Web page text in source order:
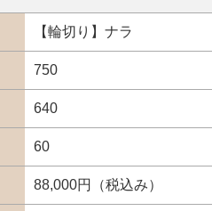
【輪切り】ナラ
750
640
60
88,000円（税込み）